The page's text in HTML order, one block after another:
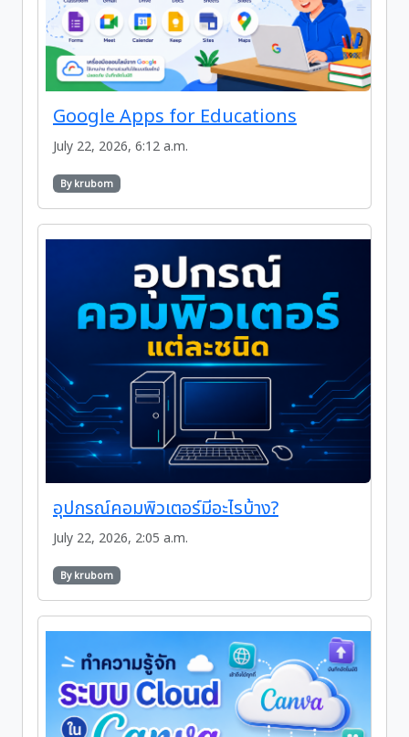
Google Apps for Educations
July 22, 2026, 6:12 a.m.
By krubom
อุปกรณ์คอมพิวเตอร์มีอะไรบ้าง?
July 22, 2026, 2:05 a.m.
By krubom